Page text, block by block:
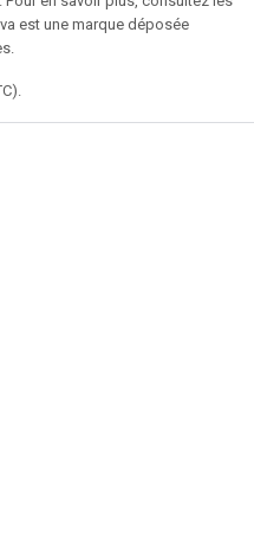
est une marque déposée